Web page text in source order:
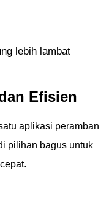
lebih lambat
Efisien
aplikasi peramban
pilihan bagus untuk